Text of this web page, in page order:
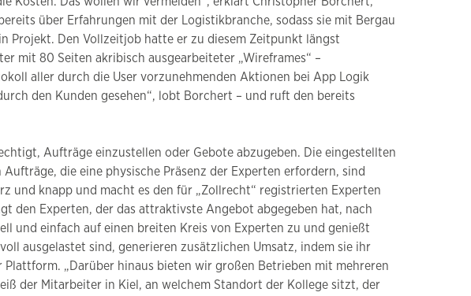
über Erfahrungen mit der Logistikbranche, sodass sie mit Bergau
Projekt. Den Vollzeitjob hatte er zu diesem Zeitpunkt längst
mit 80 Seiten akribisch ausgearbeiteter „Wireframes“ –
aller durch die User vorzunehmenden Aktionen bei App Logik
den Kunden gesehen“, lobt Borchert – und ruft den bereits
Aufträge einzustellen oder Gebote abzugeben. Die eingestellten
die eine physische Präsenz der Experten erfordern, sind
und knapp und macht es den für „Zollrecht“ registrierten Experten
den Experten, der das attraktivste Angebot abgegeben hat, nach
und einfach auf einen breiten Kreis von Experten zu und genießt
ausgelastet sind, generieren zusätzlichen Umsatz, indem sie ihr
„Darüber hinaus bieten wir großen Betrieben mit mehreren
der Mitarbeiter in Kiel, an welchem Standort der Kollege sitzt, der